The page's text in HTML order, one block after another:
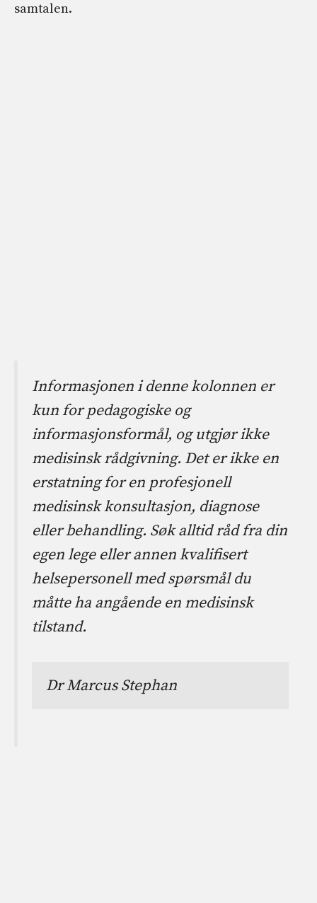
samtalen.
Informasjonen i denne kolonnen er
kun for pedagogiske og
informasjonsformål, og utgjør ikke
medisinsk rådgivning. Det er ikke en
erstatning for en profesjonell
medisinsk konsultasjon, diagnose
eller behandling. Søk alltid råd fra din
egen lege eller annen kvalifisert
helsepersonell med spørsmål du
måtte ha angående en medisinsk
tilstand.
Dr Marcus Stephan